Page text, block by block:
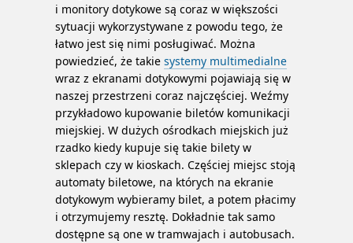
i monitory dotykowe są coraz w większości
sytuacji wykorzystywane z powodu tego, że
łatwo jest się nimi posługiwać. Można
powiedzieć, że takie systemy multimedialne
wraz z ekranami dotykowymi pojawiają się w
naszej przestrzeni coraz najczęściej. Weźmy
przykładowo kupowanie biletów komunikacji
miejskiej. W dużych ośrodkach miejskich już
rzadko kiedy kupuje się takie bilety w
sklepach czy w kioskach. Częściej miejsc stoją
automaty biletowe, na których na ekranie
dotykowym wybieramy bilet, a potem płacimy
i otrzymujemy resztę. Dokładnie tak samo
dostępne są one w tramwajach i autobusach.